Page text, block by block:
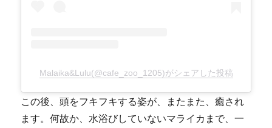
Malaika&Lulu(@cafe_zoo_1205)がシェアした投稿
この後、頭をフキフキする姿が、またまた、癒され
ます。何故か、水浴びしていないマライカまで、一